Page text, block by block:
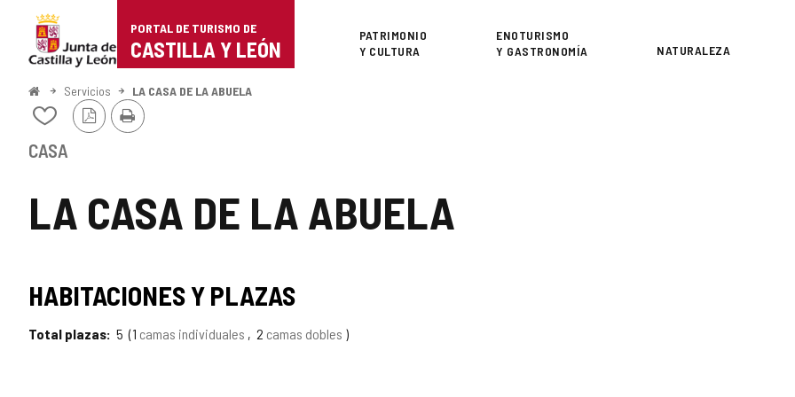
Portal
de
Turismo
Castilla
León
PORTAL DE TURISMO DE
CASTILLA Y LEÓN
Superior
PATRIMONIO
Y CULTURA
ENOTURISMO
Y GASTRONOMÍA
NATURALEZA
InicioServicios LA CASA DE LA ABUELA
LA CASA DE LA ABUELA
Añadir/quitar
mis
Versión
PDF
Imprimir
TIPO
CASA
HABITACIONES Y PLAZAS
Total plazas 5 1 camas individuales 2 camas dobles